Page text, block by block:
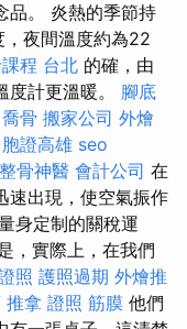
品。 炎熱的季節持
夜間溫度約為22
程 台北 的確，由
計更溫暖。 腳底
喬骨 搬家公司 外燴
證高雄 seo
骨神醫 會計公司 在
速出現，使空氣振作
身定制的關稅運
，實際上，在我們
照 護照過期 外燴推
推拿 證照 筋膜 他們